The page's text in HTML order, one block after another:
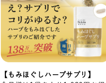
【もみほぐしハーブサプリ】